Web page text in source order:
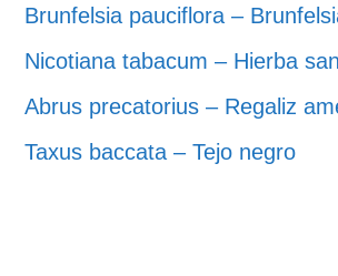
Brunfelsia pauciflora –
Nicotiana tabacum – Hierba
Abrus precatorius – Regaliz
Taxus baccata – Tejo negro